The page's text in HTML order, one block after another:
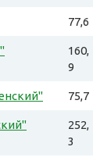
77,6
160,
9
75,7
252,
3